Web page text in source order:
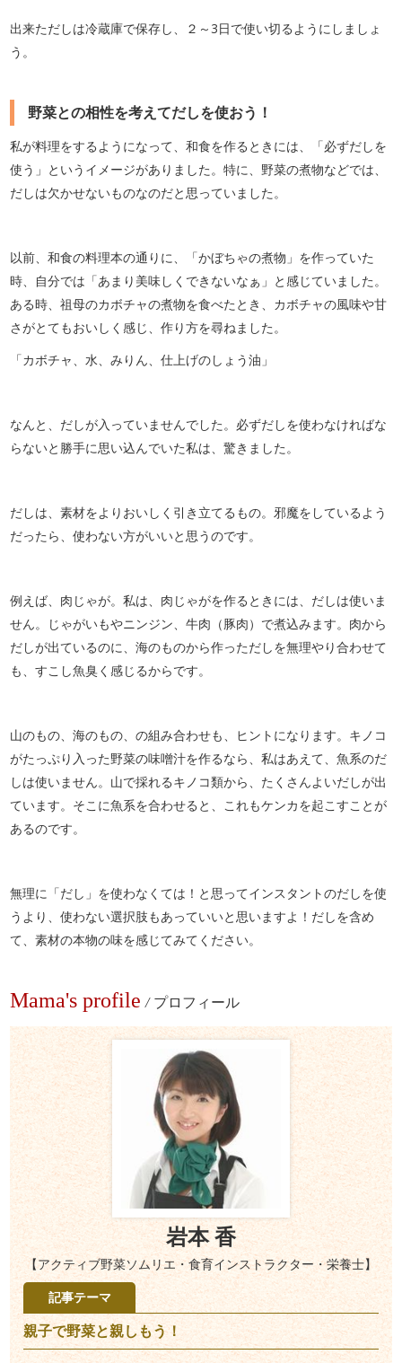
出来ただしは冷蔵庫で保存し、２～3日で使い切るようにしましょ
う。
野菜との相性を考えてだしを使おう！
私が料理をするようになって、和食を作るときには、「必ずだしを
使う」というイメージがありました。特に、野菜の煮物などでは、
だしは欠かせないものなのだと思っていました。
以前、和食の料理本の通りに、「かぼちゃの煮物」を作っていた
時、自分では「あまり美味しくできないなぁ」と感じていました。
ある時、祖母のカボチャの煮物を食べたとき、カボチャの風味や甘
さがとてもおいしく感じ、作り方を尋ねました。
「カボチャ、水、みりん、仕上げのしょう油」
なんと、だしが入っていませんでした。必ずだしを使わなければな
らないと勝手に思い込んでいた私は、驚きました。
だしは、素材をよりおいしく引き立てるもの。邪魔をしているよう
だったら、使わない方がいいと思うのです。
例えば、肉じゃが。私は、肉じゃがを作るときには、だしは使いま
せん。じゃがいもやニンジン、牛肉（豚肉）で煮込みます。肉から
だしが出ているのに、海のものから作っただしを無理やり合わせて
も、すこし魚臭く感じるからです。
山のもの、海のもの、の組み合わせも、ヒントになります。キノコ
がたっぷり入った野菜の味噌汁を作るなら、私はあえて、魚系のだ
しは使いません。山で採れるキノコ類から、たくさんよいだしが出
ています。そこに魚系を合わせると、これもケンカを起こすことが
あるのです。
無理に「だし」を使わなくては！と思ってインスタントのだしを使
うより、使わない選択肢もあっていいと思いますよ！だしを含め
て、素材の本物の味を感じてみてください。
Mama's profile / プロフィール
岩本 香
【アクティブ野菜ソムリエ・食育インストラクター・栄養士】
記事テーマ
親子で野菜と親しもう！